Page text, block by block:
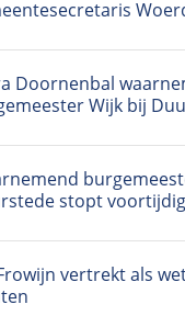
Doornenbal
Wijk bij
stopt voortijdig
vertrekt als